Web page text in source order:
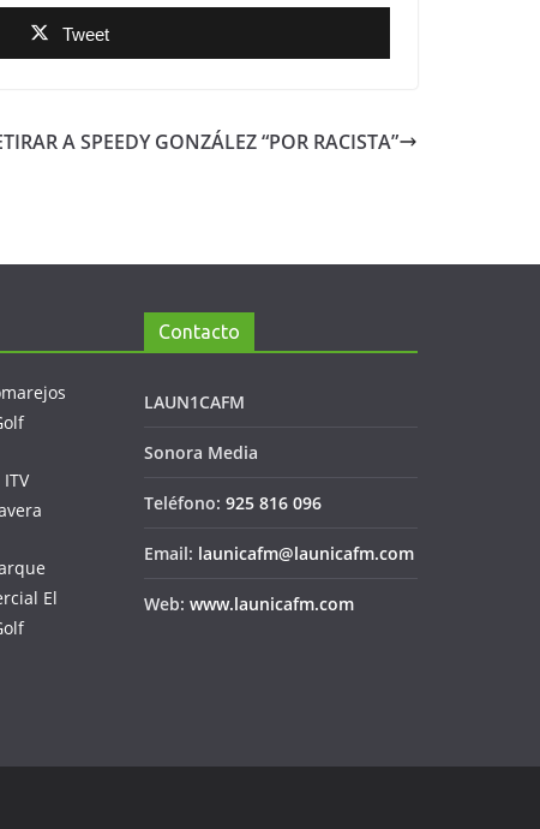
Tweet
A SPEEDY GONZÁLEZ “POR RACISTA”
Contacto
LAUN1CAFM
Sonora Media
Teléfono: 925 816 096
Email: launicafm@launicafm.com
Web: www.launicafm.com